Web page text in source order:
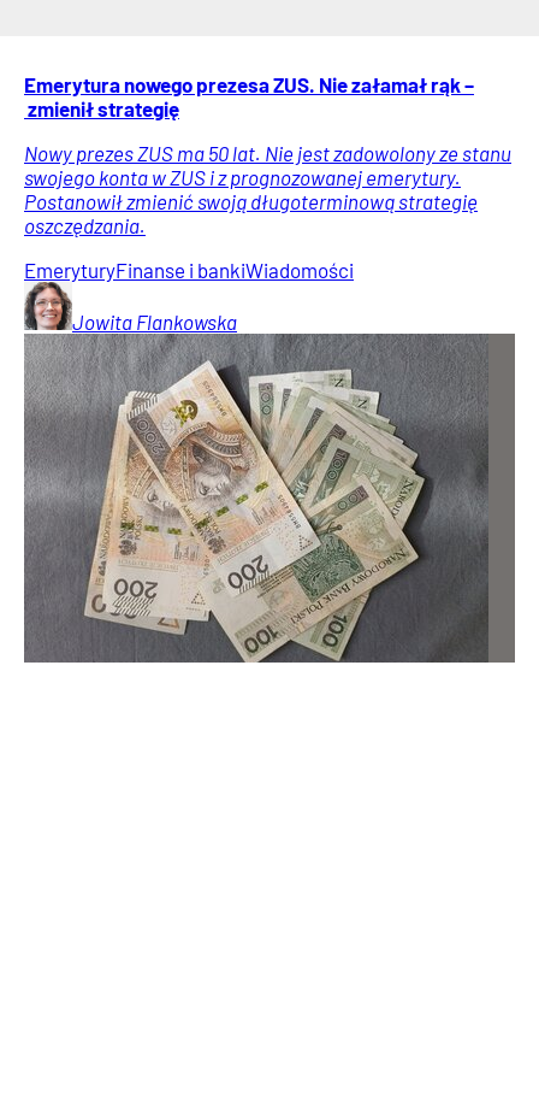
Emerytura nowego prezesa ZUS. Nie załamał rąk –
zmienił strategię
Nowy prezes ZUS ma 50 lat. Nie jest zadowolony ze stanu
swojego konta w ZUS i z prognozowanej emerytury.
Postanowił zmienić swoją długoterminową strategię
oszczędzania.
EmeryturyFinanse i bankiWiadomości
Jowita Flankowska